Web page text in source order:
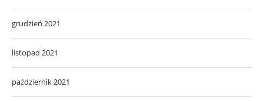
grudzień 2021
listopad 2021
październik 2021